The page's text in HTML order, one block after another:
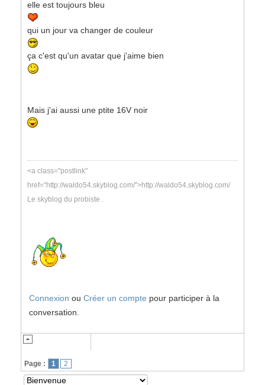
elle est toujours bleu
qui un jour va changer de couleur
ça c'est qu'un avatar que j'aime bien
Mais j'ai aussi une ptite 16V noir
<a class="postlink"
href="http://waldo54.skyblog.com/">http://waldo54.skyblog.com/
Le skyblog du probiste .
Connexion ou Créer un compte pour participer à la
conversation.
Page : 1 2